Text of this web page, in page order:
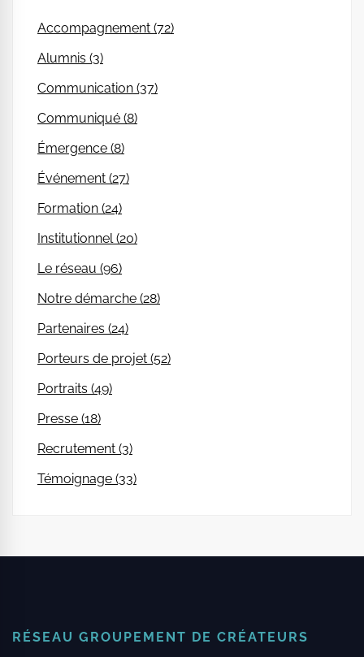
Accompagnement (72)
Alumnis (3)
Communication (37)
Communiqué (8)
Émergence (8)
Événement (27)
Formation (24)
Institutionnel (20)
Le réseau (96)
Notre démarche (28)
Partenaires (24)
Porteurs de projet (52)
Portraits (49)
Presse (18)
Recrutement (3)
Témoignage (33)
RÉSEAU GROUPEMENT DE CRÉATEURS